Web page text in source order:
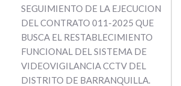
SEGUIMIENTO DE LA EJECUCION
DEL CONTRATO 011-2025 QUE
BUSCA EL RESTABLECIMIENTO
FUNCIONAL DEL SISTEMA DE
VIDEOVIGILANCIA CCTV DEL
DISTRITO DE BARRANQUILLA.